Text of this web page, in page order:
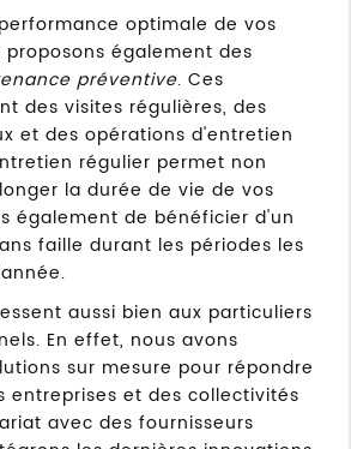
optimale de vos
également des
préventive. Ces
des visites régulières, des
et des opérations d'entretien
régulier permet non
la durée de vie de vos
également de bénéficier d'un
faille durant les périodes les
aussi bien aux particuliers
En effet, nous avons
sur mesure pour répondre
entreprises et des collectivités
avec des fournisseurs